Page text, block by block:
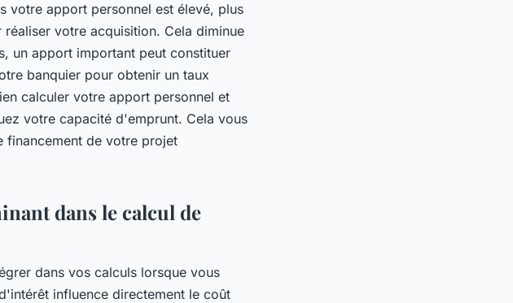
votre apport personnel est élevé, plus
votre acquisition. Cela diminue
un apport important peut constituer
banquier pour obtenir un taux
calculer votre apport personnel et
votre capacité d'emprunt. Cela vous
financement de votre projet
dans le calcul de
dans vos calculs lorsque vous
influence directement le coût